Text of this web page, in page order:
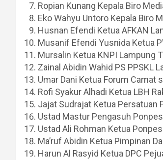
Ropian Kunang Kepala Biro
Eko Wahyu Untoro Kepala Biro
Husnan Efendi Ketua AFKAN
Musanif Efendi Yusnida Ketua
Mursalin Ketua KNPI Lampung
Zainal Abidin Wahid PS PPSKL
Umar Dani Ketua Forum Camat
Rofi Syakur Alhadi Ketua LBH
Jajat Sudrajat Ketua Persatuan
Ustad Mastur Pengasuh
Ustad Ali Rohman Ketua
Ma’ruf Abidin Ketua Pimpinan
Harun Al Rasyid Ketua DPC